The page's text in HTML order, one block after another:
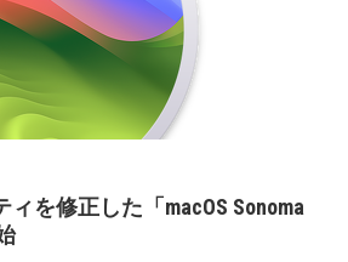
を修正した「macOS Sonoma